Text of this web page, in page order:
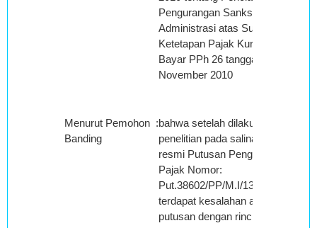
Pengurangan Sanksi
Administrasi atas Surat
Ketetapan Pajak Kurang
Bayar PPh 26 tanggal 26
November 2010
Menurut Pemohon
Banding
:bahwa setelah dilakukan
penelitian pada salinan
resmi Putusan Pengadilan
Pajak Nomor:
Put.38602/PP/M.I/13/2012,
terdapat kesalahan amar
putusan dengan rincian